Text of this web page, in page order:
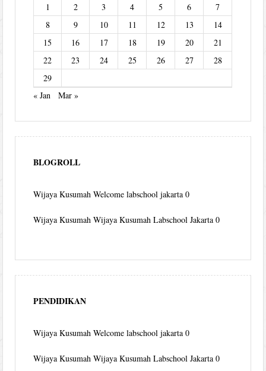
1 2 3 4 5 6
7
8
9 10 11 12 13
14
15
16 17 18 19 20
21
22
23 24 25 26 27
28
29
« Jan
Mar »
BLOGROLL
Wijaya Kusumah Welcome labschool jakarta 0
Wijaya Kusumah Wijaya Kusumah Labschool Jakarta 0
PENDIDIKAN
Wijaya Kusumah Welcome labschool jakarta 0
Wijaya Kusumah Wijaya Kusumah Labschool Jakarta 0